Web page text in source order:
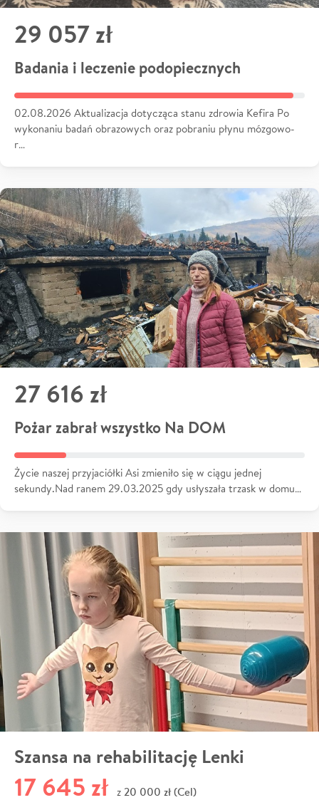
29 057 zł
Badania i leczenie podopiecznych
02.08.2026 Aktualizacja dotycząca stanu zdrowia Kefira Po
wykonaniu badań obrazowych oraz pobraniu płynu mózgowo-
r…
27 616 zł
Pożar zabrał wszystko Na DOM
Życie naszej przyjaciółki Asi zmieniło się w ciągu jednej
sekundy.Nad ranem 29.03.2025 gdy usłyszała trzask w domu…
Szansa na rehabilitację Lenki
17 645 zł z 20 000 zł (Cel)